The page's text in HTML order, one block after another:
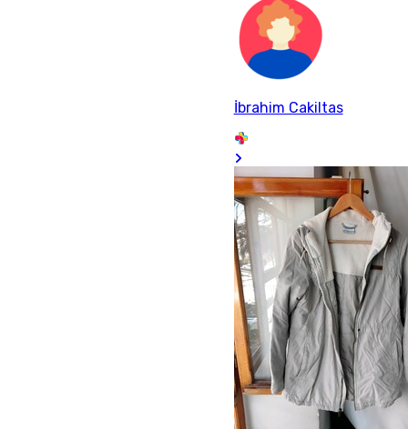
İbrahim Cakiltas